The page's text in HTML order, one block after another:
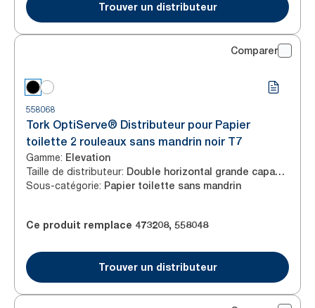
Trouver un distributeur
Comparer
558068
Tork OptiServe® Distributeur pour Papier
toilette 2 rouleaux sans mandrin noir T7
Gamme: Elevation
Taille de distributeur: Double horizontal grande capacité
Sous-catégorie: Papier toilette sans mandrin
Ce produit remplace 473208, 558048
Trouver un distributeur